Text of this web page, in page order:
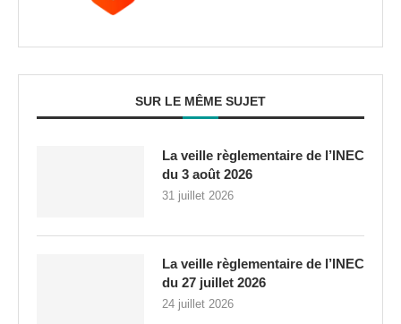
SUR LE MÊME SUJET
La veille règlementaire de l’INEC
du 3 août 2026
31 juillet 2026
La veille règlementaire de l’INEC
du 27 juillet 2026
24 juillet 2026